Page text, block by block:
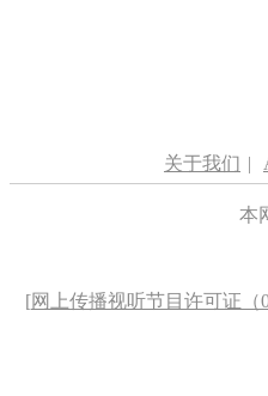
关于我们 |
本
[网上传播视听节目许可证（